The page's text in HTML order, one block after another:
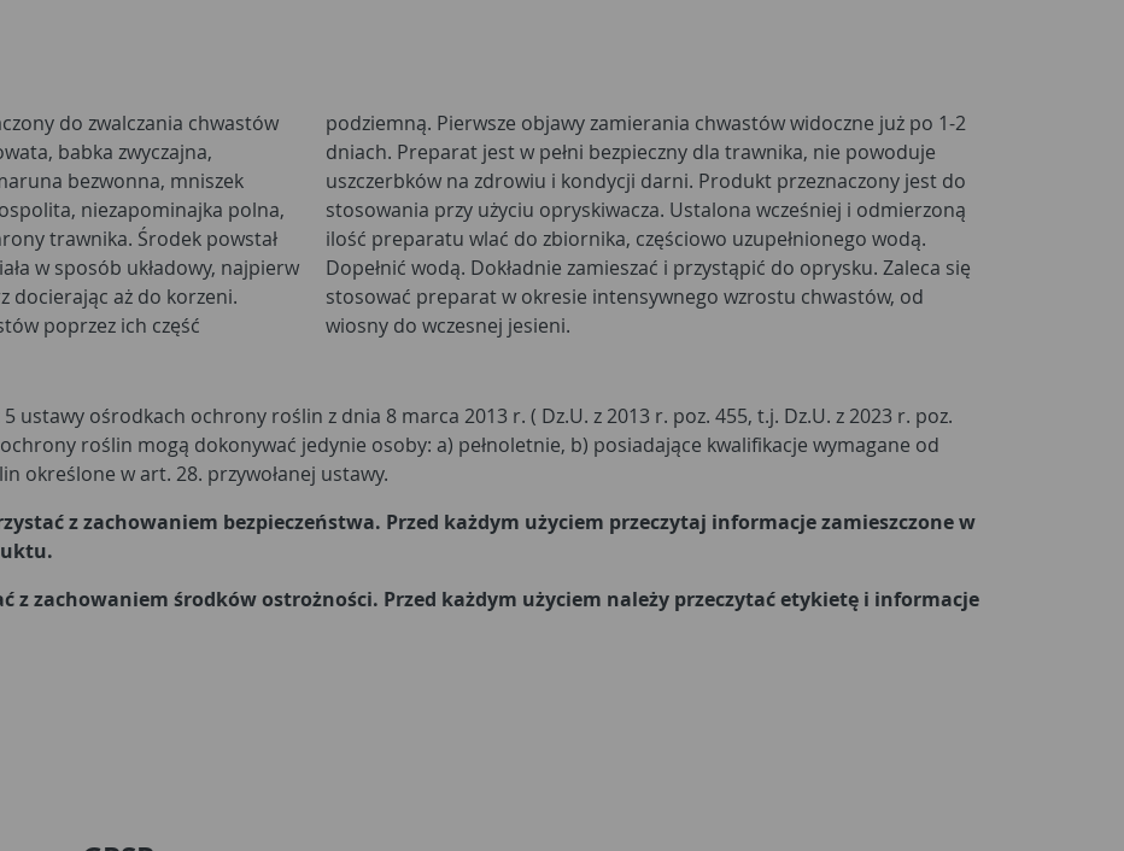
do zwalczania chwastów
babka zwyczajna,
bezwonna, mniszek
niezapominajka polna,
w sposób układowy, najpierw
docierając aż do korzeni.
poprzez ich część
widoczne już po 1-2
trawnika, nie powoduje
przeznaczony jest do
wcześniej i odmierzoną
do oprysku. Zaleca się
wzrostu chwastów, od
wiosny do wczesnej jesieni.
ustawy ośrodkach ochrony roślin z dnia 8 marca 2013 r. ( Dz.U. z 2013 r. poz. 455, t.j. Dz.U. z 2023 r. poz.
roślin mogą dokonywać jedynie osoby: a) pełnoletnie, b) posiadające kwalifikacje wymagane od
określone w art. 28. przywołanej ustawy.
z zachowaniem bezpieczeństwa. Przed każdym użyciem przeczytaj informacje zamieszczone w
z zachowaniem środków ostrożności. Przed każdym użyciem należy przeczytać etykietę i informacje